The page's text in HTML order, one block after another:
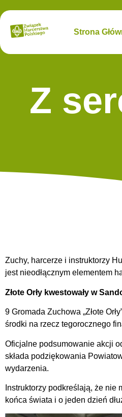
Strona
Z
Zuchy, harcerze i instruktorzy
jest nieodłącznym elementem
Złote Orły kwestowały w
9 Gromada Zuchowa „Złote
środki na rzecz tegorocznego
Oficjalne podsumowanie akcji
składa podziękowania
wydarzenia.
Instruktorzy podkreślają, że nie
końca świata i o jeden dzień